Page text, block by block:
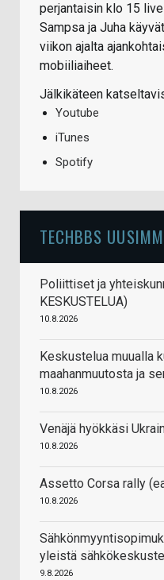
perjantaisin klo 15
Sampsa ja Juha
viikon ajalta
mobiiliaiheet.
Jälkikäteen
Youtube
iTunes
Spotify
TECHBBS
Poliittiset ja
KESKUSTELUA)
10.8.2026
Keskustelua muualla
maahanmuutosta ja
10.8.2026
Venäjä hyökkäsi
10.8.2026
Assetto Corsa rally
10.8.2026
yleistä
9.8.2026